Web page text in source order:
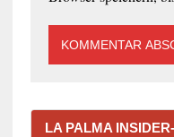
LA PALMA